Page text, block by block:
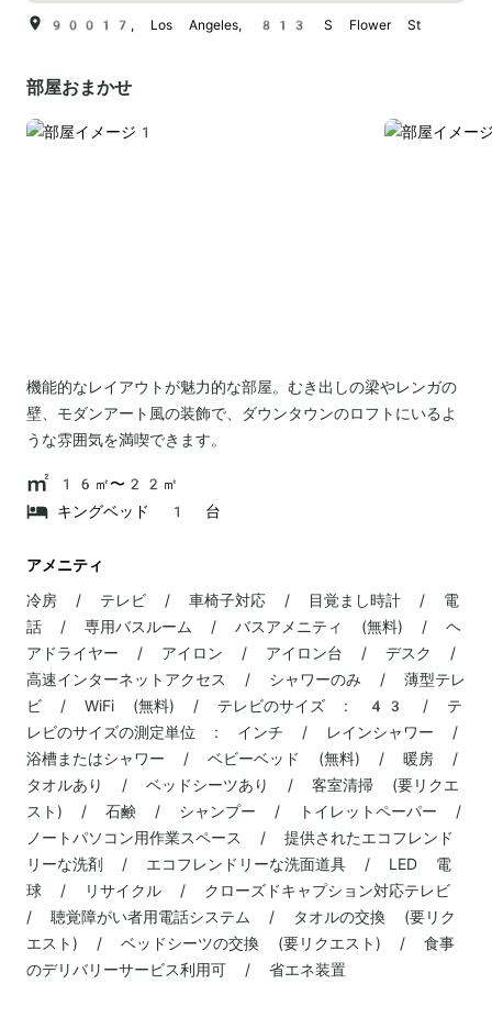
90017, Los Angeles, 813 S Flower St
部屋おまかせ
機能的なレイアウトが魅力的な部屋。むき出しの梁やレンガの
壁、モダンアート風の装飾で、ダウンタウンのロフトにいるよ
うな雰囲気を満喫できます。
16㎡〜22㎡
キングベッド 1 台
アメニティ
冷房 / テレビ / 車椅子対応 / 目覚まし時計 / 電
話 / 専用バスルーム / バスアメニティ (無料) / ヘ
アドライヤー / アイロン / アイロン台 / デスク /
高速インターネットアクセス / シャワーのみ / 薄型テレ
ビ / WiFi (無料) / テレビのサイズ : 43 / テ
レビのサイズの測定単位 : インチ / レインシャワー /
浴槽またはシャワー / ベビーベッド (無料) / 暖房 /
タオルあり / ベッドシーツあり / 客室清掃 (要リクエ
スト) / 石鹸 / シャンプー / トイレットペーパー /
ノートパソコン用作業スペース / 提供されたエコフレンド
リーな洗剤 / エコフレンドリーな洗面道具 / LED 電
球 / リサイクル / クローズドキャプション対応テレビ
/ 聴覚障がい者用電話システム / タオルの交換 (要リク
エスト) / ベッドシーツの交換 (要リクエスト) / 食事
のデリバリーサービス利用可 / 省エネ装置